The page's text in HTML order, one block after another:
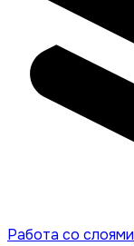
Работа со слоями